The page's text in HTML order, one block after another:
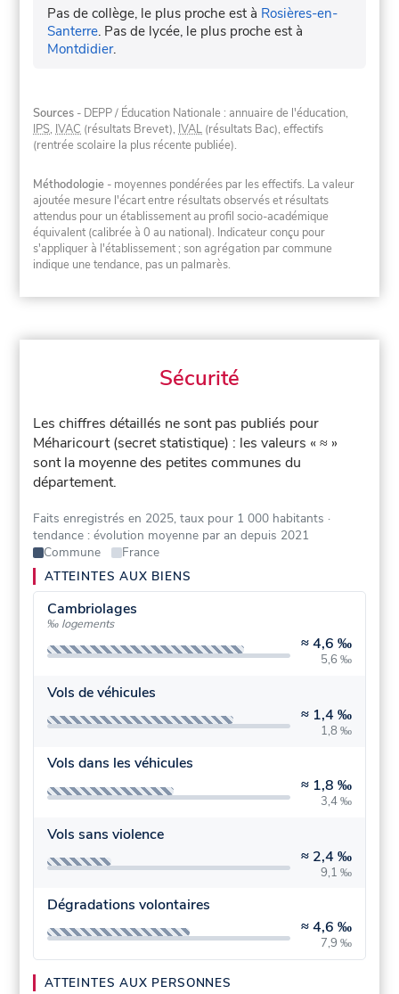
Pas de collège, le plus proche est à Rosières-en-
Santerre. Pas de lycée, le plus proche est à
Montdidier.
Sources - DEPP / Éducation Nationale : annuaire de l'éducation,
IPS, IVAC (résultats Brevet), IVAL (résultats Bac), effectifs
(rentrée scolaire la plus récente publiée).
Méthodologie - moyennes pondérées par les effectifs. La valeur
ajoutée mesure l'écart entre résultats observés et résultats
attendus pour un établissement au profil socio-académique
équivalent (calibrée à 0 au national). Indicateur conçu pour
s'appliquer à l'établissement ; son agrégation par commune
indique une tendance, pas un palmarès.
Sécurité
Les chiffres détaillés ne sont pas publiés pour
Méharicourt (secret statistique) : les valeurs « ≈ »
sont la moyenne des petites communes du
département.
Faits enregistrés en 2025, taux pour 1 000 habitants ·
tendance : évolution moyenne par an depuis 2021
Commune
France
ATTEINTES AUX BIENS
Cambriolages
‰ logements
≈4,6 ‰
5,6 ‰
Vols de véhicules
≈ 1,4 ‰
1,8 ‰
Vols dans les véhicules
≈ 1,8 ‰
3,4 ‰
Vols sans violence
≈ 2,4 ‰
9,1 ‰
Dégradations volontaires
≈4,6 ‰
7,9 ‰
ATTEINTES AUX PERSONNES